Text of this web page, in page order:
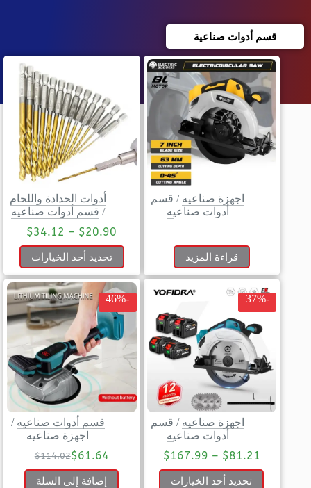
قسم أدوات صناعية
اجهزة صناعيه / قسم
أدوات صناعيه
قراءة المزيد
أدوات الحدادة واللحام
/ قسم أدوات صناعيه
$20.90
–
$34.12
تحديد أحد الخيارات
-37%
اجهزة صناعيه / قسم
أدوات صناعيه
$81.21
–
$167.99
تحديد أحد الخيارات
-46%
قسم أدوات صناعيه /
اجهزة صناعيه
$114.02$61.64
إضافة إلى السلة